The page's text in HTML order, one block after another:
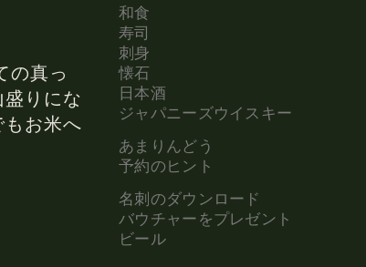
の真っ
りにな
お米へ
和食
寿司
刺身
懐石
日本酒
ジャパニーズウイスキー
あまりんどう
予約のヒント
名刺のダウンロード
バウチャーをプレゼント
ビール